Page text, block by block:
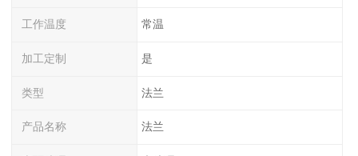
工作温度 常温
加工定制 是
类型 法兰
产品名称 法兰